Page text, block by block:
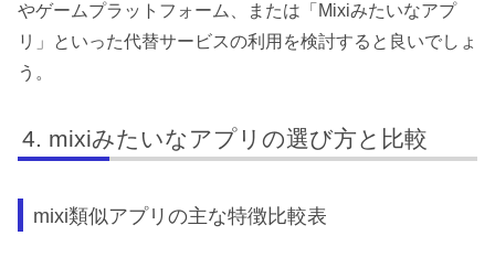
やゲームプラットフォーム、または「Mixiみたいなアプ
リ」といった代替サービスの利用を検討すると良いでしょ
う。
mixiみたいなアプリの選び方と比較
mixi類似アプリの主な特徴比較表